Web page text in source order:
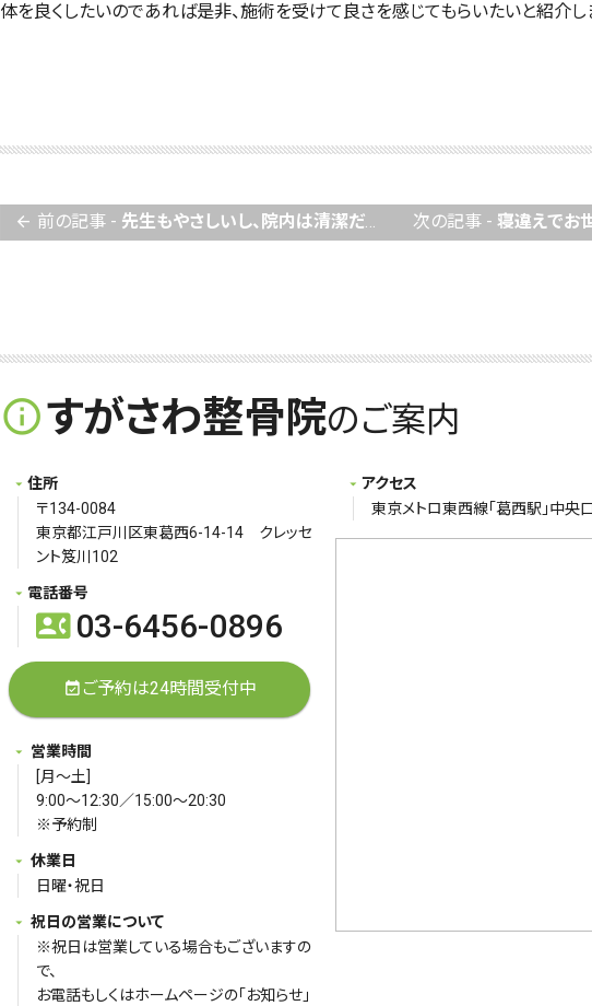
体を良くしたいのであれば是非、施術を受けて良さを感じてもらいたいと紹介し
arrow_back 前の記事 - 先生もやさしいし、院内は清潔だし、まかせて安心よ！ 次の記事 - 寝違えでお世話になった時
info_outlineすがさわ整骨院のご案内
住所
〒134-0084
東京都江戸川区東葛西6-14-14 クレッセ
ント笈川102
電話番号
contact_phone03-6456-0896
event_available ご予約は24時間受付中
営業時間
[月～土]
9:00～12:30／15:00～20:30
※予約制
休業日
日曜・祝日
祝日の営業について
※祝日は営業している場合もございますの
で、
お電話もしくはホームページの「お知らせ」
アクセス
東京メトロ東西線「葛西駅」中央